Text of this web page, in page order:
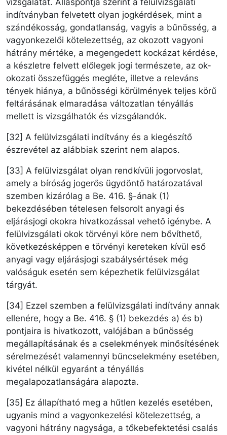
vizsgálatát. Álláspontja szerint a felülvizsgálati
indítványban felvetett olyan jogkérdések, mint a
szándékosság, gondatlanság, vagyis a bűnösség, a
vagyonkezelői kötelezettség, az okozott vagyoni
hátrány mértéke, a megengedett kockázat kérdése,
a készletre felvett előlegek jogi természete, az ok-
okozati összefüggés megléte, illetve a releváns
tények hiánya, a bűnösségi körülmények teljes körű
feltárásának elmaradása változatlan tényállás
mellett is vizsgálhatók és vizsgálandók.
[32] A felülvizsgálati indítvány és a kiegészítő
észrevétel az alábbiak szerint nem alapos.
[33] A felülvizsgálat olyan rendkívüli jogorvoslat,
amely a bíróság jogerős ügydöntő határozatával
szemben kizárólag a Be. 416. §-ának (1)
bekezdésében tételesen felsorolt anyagi és
eljárásjogi okokra hivatkozással vehető igénybe. A
felülvizsgálati okok törvényi köre nem bővíthető,
következésképpen e törvényi kereteken kívül eső
anyagi vagy eljárásjogi szabálysértések még
valóságuk esetén sem képezhetik felülvizsgálat
tárgyát.
[34] Ezzel szemben a felülvizsgálati indítvány annak
ellenére, hogy a Be. 416. § (1) bekezdés a) és b)
pontjaira is hivatkozott, valójában a bűnösség
megállapításának és a cselekmények minősítésének
sérelmezését valamennyi bűncselekmény esetében,
kivétel nélkül egyaránt a tényállás
megalapozatlanságára alapozta.
[35] Ez állapítható meg a hűtlen kezelés esetében,
ugyanis mind a vagyonkezelési kötelezettség, a
vagyoni hátrány nagysága, a tőkebefektetési csalás